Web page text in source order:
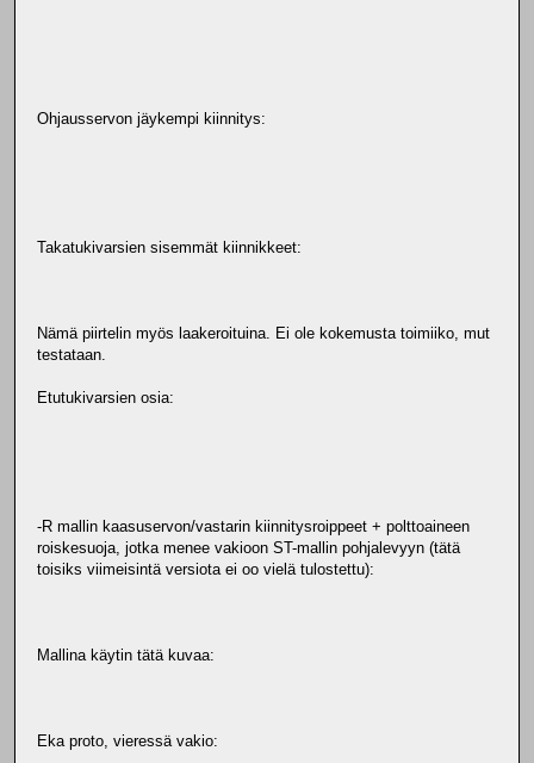
Ohjausservon jäykempi kiinnitys:
Takatukivarsien sisemmät kiinnikkeet:
Nämä piirtelin myös laakeroituina. Ei ole kokemusta toimiiko, mut
testataan.
Etutukivarsien osia:
-R mallin kaasuservon/vastarin kiinnitysroippeet + polttoaineen
roiskesuoja, jotka menee vakioon ST-mallin pohjalevyyn (tätä
toisiks viimeisintä versiota ei oo vielä tulostettu):
Mallina käytin tätä kuvaa:
Eka proto, vieressä vakio: